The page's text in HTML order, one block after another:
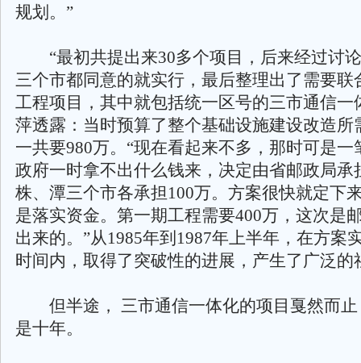
规划。”
“最初共提出来30多个项目，后来经过讨
三个市都同意的就实行，最后整理出了需要联
工程项目，其中就包括统一区号的三市通信一
萍透露：当时预算了整个基础设施建设改造所
一共要980万。“现在看起来不多，那时可是一
政府一时拿不出什么钱来，决定由省邮政局承
株、潭三个市各承担100万。方案很快就定下
是落实资金。第一期工程需要400万，这次是
出来的。”从1985年到1987年上半年，在方案
时间内，取得了突破性的进展，产生了广泛的
但半途， 三市通信一体化的项目戛然而止
是十年。